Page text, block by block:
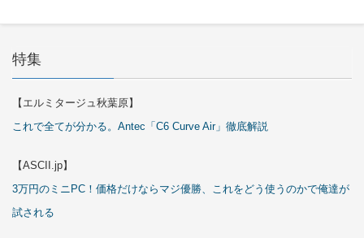
特集
【エルミタージュ秋葉原】
これで全てが分かる。Antec「C6 Curve Air」徹底解説
【ASCII.jp】
3万円のミニPC！価格だけならマジ優勝、これをどう使うのかで俺達が
試される